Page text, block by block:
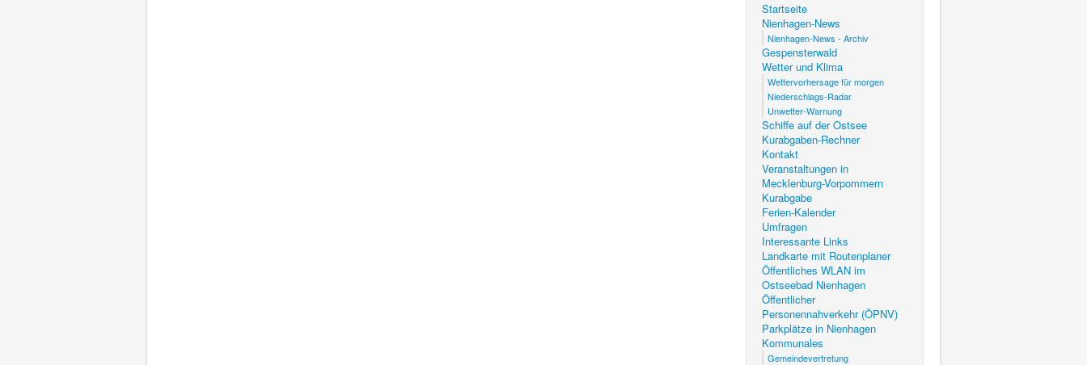
Startseite
Nienhagen-News
Nienhagen-News - Archiv
Gespensterwald
Wetter und Klima
Wettervorhersage für morgen
Niederschlags-Radar
Unwetter-Warnung
Schiffe auf der Ostsee
Kurabgaben-Rechner
Kontakt
Veranstaltungen in
Mecklenburg-Vorpommern
Kurabgabe
Ferien-Kalender
Umfragen
Interessante Links
Landkarte mit Routenplaner
Öffentliches WLAN im
Ostseebad Nienhagen
Öffentlicher
Personennahverkehr (ÖPNV)
Parkplätze in Nienhagen
Kommunales
Gemeindevertretung